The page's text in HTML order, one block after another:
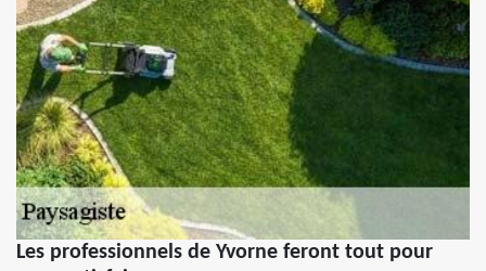
Les professionnels de Yvorne feront tout pour